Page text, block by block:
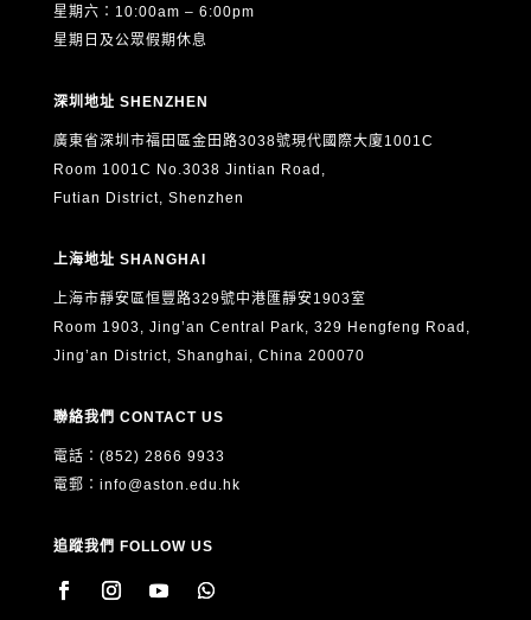
星期六：10:00am – 6:00pm
星期日及公眾假期休息
深圳地址 SHENZHEN
廣東省深圳市福田區金田路3038號現代國際大廈1001C
Room 1001C No.3038 Jintian Road,
Futian District, Shenzhen
上海地址 SHANGHAI
上海市靜安區恒豐路329號中港匯靜安1903室
Room 1903, Jing’an Central Park, 329 Hengfeng Road,
Jing’an District, Shanghai, China 200070
聯絡我們 CONTACT US
電話：(852) 2866 9933
電郵： info@aston.edu.hk
追蹤我們 FOLLOW US